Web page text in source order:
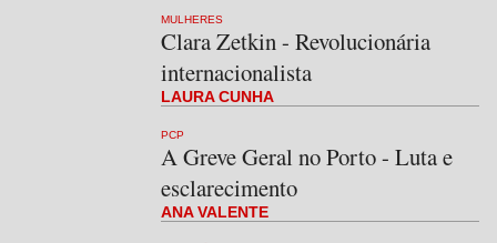
MULHERES
Clara Zetkin - Revolucionária
internacionalista
LAURA CUNHA
PCP
A Greve Geral no Porto - Luta e
esclarecimento
ANA VALENTE